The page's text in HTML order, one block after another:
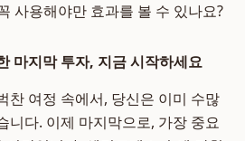
사용해야만 효과를 볼 수 있나요?
마지막 투자, 지금 시작하세요
찬 여정 속에서, 당신은 이미 수많
니다. 이제 마지막으로, 가장 중요